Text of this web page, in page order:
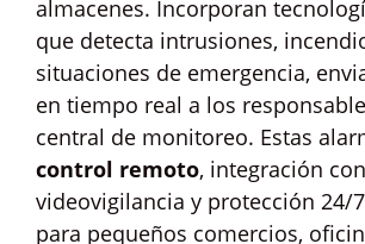
almacenes. Incorporan
que detecta intrusiones,
situaciones de emergencia,
en tiempo real a los
central de monitoreo. Estas
control remoto, integración
videovigilancia y protección 24/
para pequeños comercios,